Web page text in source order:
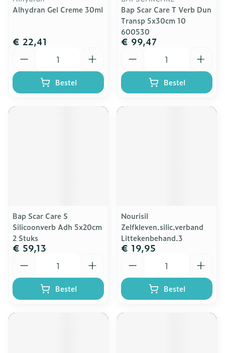
Alhydran Gel Creme 30ml
€ 22,41
Bestel
Bap Scar Care T Verb Dun
Transp 5x30cm 10
600530
€ 99,47
Bestel
Bap Scar Care S
Silicoonverb Adh 5x20cm
2 Stuks
€ 59,13
Bestel
Nourisil
Zelfkleven.silic.verband
Littekenbehand.3
€ 19,95
Bestel